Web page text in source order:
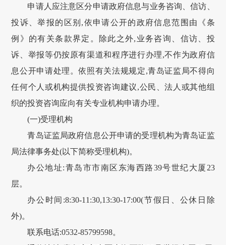
申请人应注意区分申请政府信息与业务咨询、信访、
投诉、举报的区别,依申请公开的政府信息范围由《条
例》的有关条款界定。除此之外,业务咨询、信访、投
诉、举报等仍按原有渠道和程序进行办理,不作为政府信
息公开申请处理。依照有关法规规定,青岛证监局不得向
任何个人或机构提供投资咨询建议,公民、法人或其他组
织的投资咨询应向有关专业机构申请办理。
(一)受理机构
青岛证监局政府信息公开申请的受理机构为青岛证监
局法律事务处(以下简称受理机构)。
办公地址:青岛市市南区东海西路39号世纪大厦23
层。
办公时间:8:30-11:30,13:30-17:00(节假日、公休日除
外)。
联系电话:0532-85799598。